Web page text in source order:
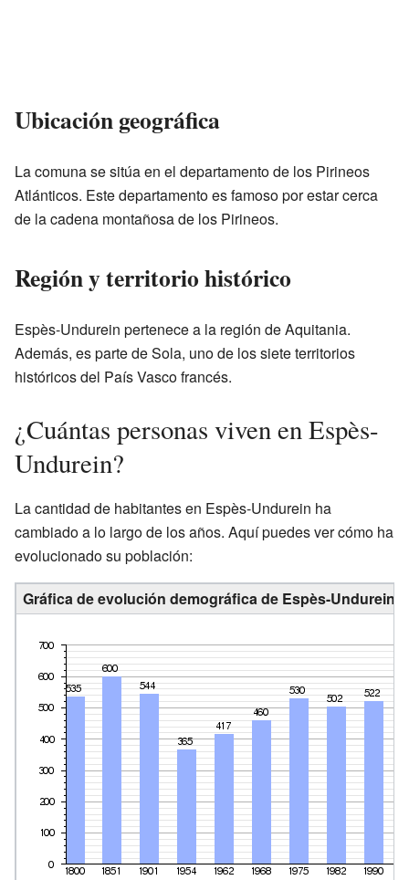
Ubicación geográfica
La comuna se sitúa en el departamento de los Pirineos
Atlánticos. Este departamento es famoso por estar cerca
de la cadena montañosa de los Pirineos.
Región y territorio histórico
Espès-Undurein pertenece a la región de Aquitania.
Además, es parte de Sola, uno de los siete territorios
históricos del País Vasco francés.
¿Cuántas personas viven en Espès-
Undurein?
La cantidad de habitantes en Espès-Undurein ha
cambiado a lo largo de los años. Aquí puedes ver cómo ha
evolucionado su población:
Gráfica de evolución demográfica de Espès-Undurein